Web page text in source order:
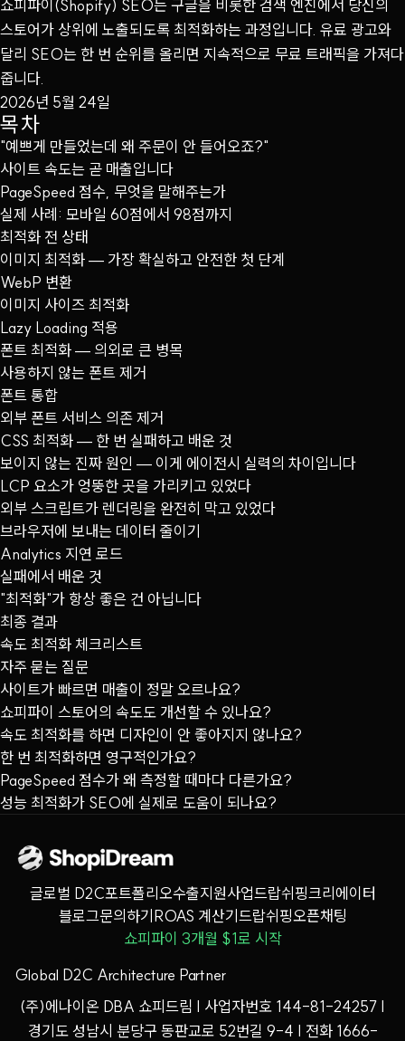
쇼피파이(Shopify) SEO는 구글을 비롯한 검색 엔진에서 당신의
스토어가 상위에 노출되도록 최적화하는 과정입니다. 유료 광고와
달리 SEO는 한 번 순위를 올리면 지속적으로 무료 트래픽을 가져다
줍니다.
2026년 5월 24일
목차
"예쁘게 만들었는데 왜 주문이 안 들어오죠?"
사이트 속도는 곧 매출입니다
PageSpeed 점수, 무엇을 말해주는가
실제 사례: 모바일 60점에서 98점까지
최적화 전 상태
이미지 최적화 — 가장 확실하고 안전한 첫 단계
WebP 변환
이미지 사이즈 최적화
Lazy Loading 적용
폰트 최적화 — 의외로 큰 병목
사용하지 않는 폰트 제거
폰트 통합
외부 폰트 서비스 의존 제거
CSS 최적화 — 한 번 실패하고 배운 것
보이지 않는 진짜 원인 — 이게 에이전시 실력의 차이입니다
LCP 요소가 엉뚱한 곳을 가리키고 있었다
외부 스크립트가 렌더링을 완전히 막고 있었다
브라우저에 보내는 데이터 줄이기
Analytics 지연 로드
실패에서 배운 것
"최적화"가 항상 좋은 건 아닙니다
최종 결과
속도 최적화 체크리스트
자주 묻는 질문
사이트가 빠르면 매출이 정말 오르나요?
쇼피파이 스토어의 속도도 개선할 수 있나요?
속도 최적화를 하면 디자인이 안 좋아지지 않나요?
한 번 최적화하면 영구적인가요?
PageSpeed 점수가 왜 측정할 때마다 다른가요?
성능 최적화가 SEO에 실제로 도움이 되나요?
글로벌 D2C포트폴리오수출지원사업드랍쉬핑크리에이터
블로그문의하기ROAS 계산기드랍쉬핑오픈채팅
쇼피파이 3개월 $1로 시작
Global D2C Architecture Partner
(주)에나이온 DBA 쇼피드림 | 사업자번호 144-81-24257 |
경기도 성남시 분당구 동판교로 52번길 9-4 | 전화 1666-